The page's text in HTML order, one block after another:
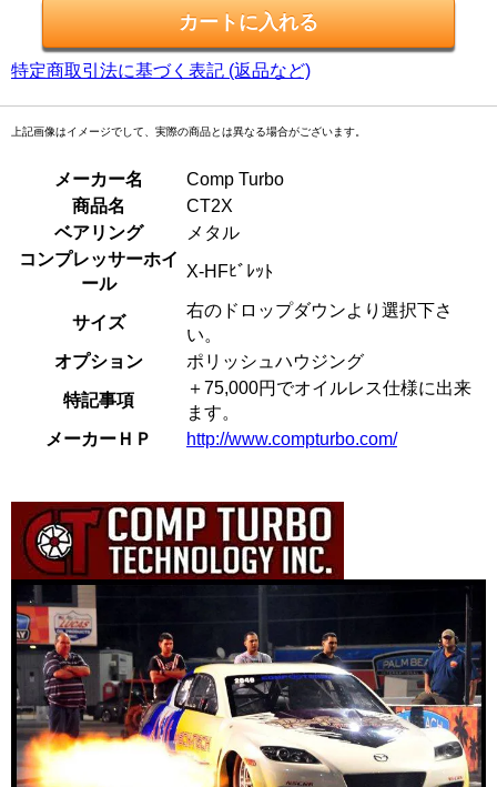
特定商取引法に基づく表記 (返品など)
上記画像はイメージでして、実際の商品とは異なる場合がございます。
メーカー名
Comp Turbo
商品名
CT2X
ベアリング
メタル
コンプレッサーホイ
ール
X-HFﾋﾞﾚｯﾄ
サイズ
右のドロップダウンより選択下さ
い。
オプション
ポリッシュハウジング
特記事項
＋75,000円でオイルレス仕様に出来
ます。
メーカーＨＰ
http://www.compturbo.com/